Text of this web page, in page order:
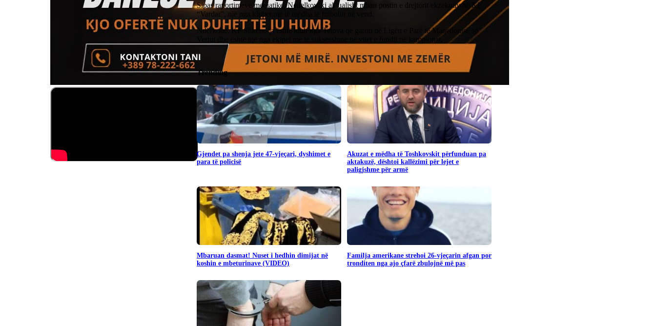
Sipas raportimeve mediatike, Nedelkovski aktualisht mban postin e drejtorit ekzekutiv në KF
“Vardar”, një nga klubet më të mëdha të futbollit në vend.
Ndërkohë, KF Shkëndija është klub nga Tetova që garon në Ligën e Parë të Maqedonisë së
Veriut dhe është një nga ekipet më të suksesshme në vitet e fundit në kampionat.
Trending
Gjendet pa shenja jete 47-vjeçari, dyshimet e
para të policisë
Akuzat e mëdha të Toshkovskit përfunduan pa
aktakuzë, dështoi kallëzimi për lejet e
paligjshme për armë
Mbaruan dasmat! Nuset i hedhin dimijat në
koshin e mbeturinave (VIDEO)
Familja amerikane strehoi 26-vjeçarin afgan por
tronditen nga ajo çfarë zbulojnë më pas